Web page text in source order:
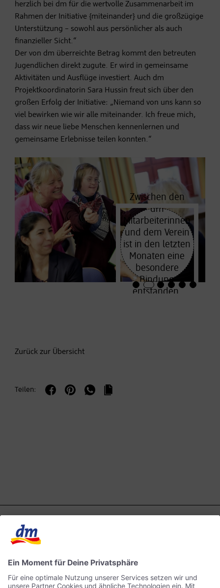
herzlich bei dm für die wertvolle Zusammenarbeit im
Rahmen der Initiative {miteinander} und die großzügige
Unterstützung – sowohl aus persönlicher als auch
finanzieller Sicht.“
Der von dm überreichte Betrag kommt den betreuten
Jugendlichen direkt zugute. Er wird in gemeinsame
Aktivitäten und Ausflüge investiert. Auch dm
Projektkoordinatorin Sara Hussin freut sich über den
großen Erfolg der Initiative: „Niemand von uns kann so
viel bewirken wie wir alle miteinander. Ich freue mich,
dass wir neue liebe Menschen kennenlernen und
gemeinsame Erlebnisse teilen konnten.“
Zwischen den
dm
Mitarbeiterinnen
und dem Verein
ist in den letzten
Monaten eine
besondere
Bindung
entstanden.
Zurück zur Übersicht
Teilen: